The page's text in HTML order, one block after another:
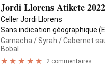
Jordi Llorens Atikete 2022
Celler Jordi Llorens
Sans indication géographique
Garnacha / Syrah / Cabernet
Bobal
2 commentaires